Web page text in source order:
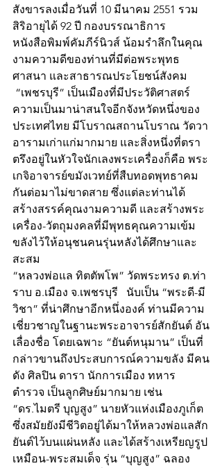
สังขารลงเมื่อวันที่ 10 มีนาคม 2551 รวม
สิริอายุได้ 92 ปี กองบรรณาธิการ
หนังสือพิมพ์คัมภีร์นิวส์ น้อมรำลึกในคุณ
งามความดีของท่านที่มีต่อพระพุทธ
ศาสนา และสาธารณประโยชน์สังคม
ความเป็นมาน่าสนใจอีกจังหวัดหนึ่งของ
ประเทศไทย มีโบราณสถานโบราณ วัดวา
อารามเก่าแก่มากมาย และสิ่งหนึ่งที่ตรา
ตรึงอยู่ในหัวใจนักเลงพระเครื่องก็คือ พระ
เกจิอาจารย์ขมังเวทย์ที่สืบทอดพุทธาคม
กันต่อมาไม่ขาดสาย ซึ่งแต่ละท่านได้
สร้างสรรค์คุณงามความดี และสร้างพระ
เครื่อง-วัตถุมงคลที่มีพุทธคุณความเข้ม
ขลังไว้ให้อนุชนคนรุ่นหลังได้ศึกษาและ
สะสม
“หลวงพ่อแล ทิตตัพโพ” วัดพระทรง ต.ท่า
ราบ อ.เมือง จ.เพชรบุรี   นับเป็น “พระดี-มี
วิชา” ที่น่าศึกษาอีกหนึ่งองค์ ท่านมีความ
เชี่ยวชาญในฐานะพระอาจารย์สักยันต์ อัน
เลื่องชื่อ โดยเฉพาะ “ยันต์หนุมาน” เป็นที่
กล่าวขานถึงประสบการณ์ความขลัง มีคน
ดัง ศิลปิน ดารา นักการเมือง ทหาร
ตำรวจ เป็นลูกศิษย์มากมาย เช่น
“ดร.ไมตรี บุญสูง” นายหัวแห่งเมืองภูเก็ต
ซึ่งสมัยยังมีชีวิตอยู่ได้มาให้หลวงพ่อแลสัก
ยันต์ไว้บนแผ่นหลัง และได้สร้างเหรียญรูป
เหมือน-พระสมเด็จ รุ่น “บุญสูง” ฉลอง